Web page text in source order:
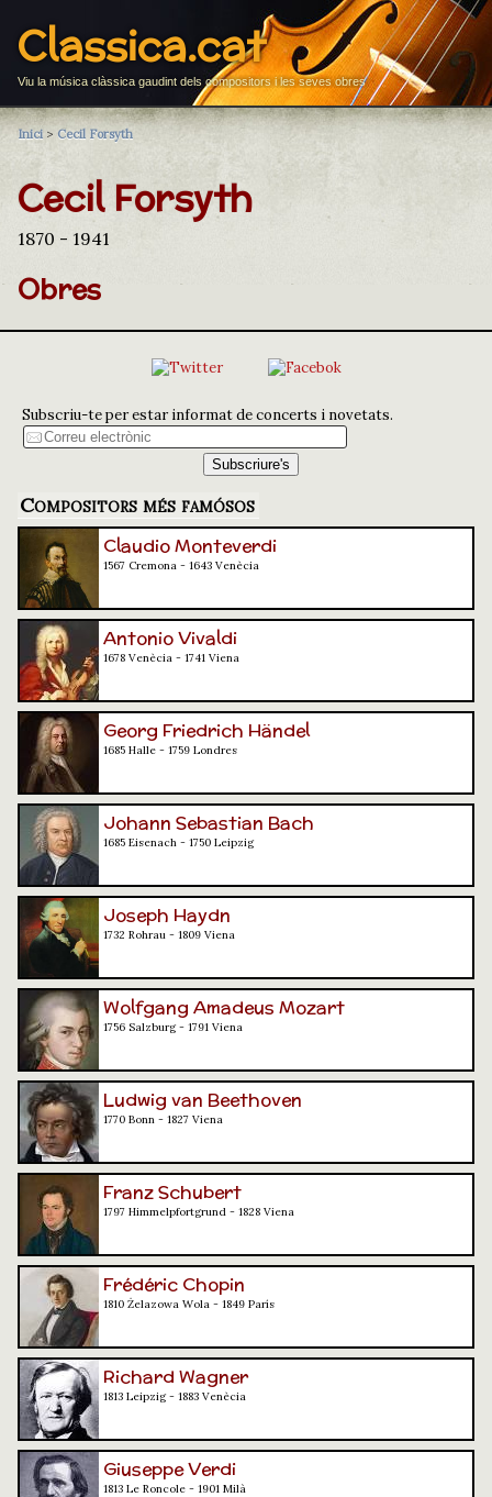
Classica.cat
Viu la música clàssica gaudint dels compositors i les seves obres
Inici > Cecil Forsyth
Cecil Forsyth
1870 - 1941
Obres
Subscriu-te per estar informat de concerts i novetats.
Compositors més famósos
Claudio Monteverdi
1567 Cremona - 1643 Venècia
Antonio Vivaldi
1678 Venècia - 1741 Viena
Georg Friedrich Händel
1685 Halle - 1759 Londres
Johann Sebastian Bach
1685 Eisenach - 1750 Leipzig
Joseph Haydn
1732 Rohrau - 1809 Viena
Wolfgang Amadeus Mozart
1756 Salzburg - 1791 Viena
Ludwig van Beethoven
1770 Bonn - 1827 Viena
Franz Schubert
1797 Himmelpfortgrund - 1828 Viena
Frédéric Chopin
1810 Żelazowa Wola - 1849 París
Richard Wagner
1813 Leipzig - 1883 Venècia
Giuseppe Verdi
1813 Le Roncole - 1901 Milà